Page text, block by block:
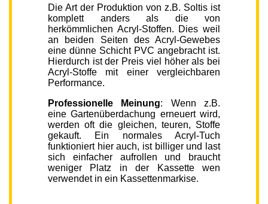
Die Art der Produktion von z.B. Soltis ist
komplett anders als die von
herkömmlichen Acryl-Stoffen. Dies weil
an beiden Seiten des Acryl-Gewebes
eine dünne Schicht PVC angebracht ist.
Hierdurch ist der Preis viel höher als bei
Acryl-Stoffe mit einer vergleichbaren
Performance.
Professionelle Meinung: Wenn z.B.
eine Gartenüberdachung erneuert wird,
werden oft die gleichen, teuren, Stoffe
gekauft. Ein normales Acryl-Tuch
funktioniert hier auch, ist billiger und last
sich einfacher aufrollen und braucht
weniger Platz in der Kassette wen
verwendet in ein Kassettenmarkise.